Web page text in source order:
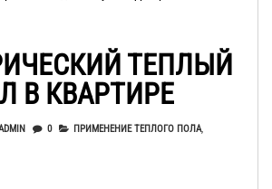
ТЕПЛЫЙ
В КВАРТИРЕ
0 ПРИМЕНЕНИЕ ТЕПЛОГО ПОЛА,